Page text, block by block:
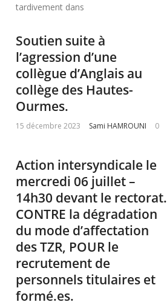
tardivement dans
Soutien suite à
l’agression d’une
collègue d’Anglais au
collège des Hautes-
Ourmes.
15 décembre 2023 Sami HAMROUNI 0
Action intersyndicale le
mercredi 06 juillet –
14h30 devant le rectorat.
CONTRE la dégradation
du mode d’affectation
des TZR, POUR le
recrutement de
personnels titulaires et
formé.es.